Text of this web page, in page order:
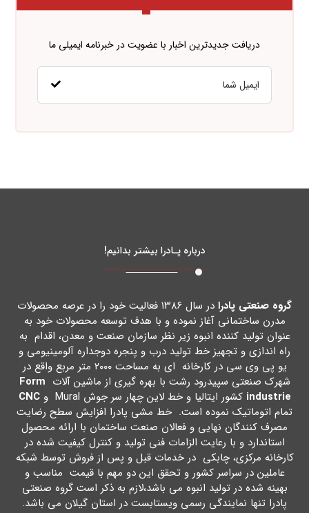
دریافت جدیدترین اخبار با عضویت در خبرنامه ایمیلی ما
درباره پـادرا بیشتر بدانیم!
گروه صنعتی پادرا
در سال ۱۳۸۶ فعالیت خود را در عرصه محصولات
مدرن ساختمانی آغاز نموده و با هدف توسعه محصولات خود به
عنوان تولید کننده انبوه زیر نظر سازمان صنعت و معدن، اقدام به
راه اندازي و تجهیز خط تولید درب و پنجره دوجداره آلومینیومی و
یو پی وي سی در کارخانه اي به مساحت ۲۰۰۰ متر مربع واقع در
شهرك صنعتی سپیدرود رشت با بهره گیري از ماشین آلات Form
industrie کشور ایتالیا و خط لاین چهار سر جوش Mural و
CNC
تمام اتوماتیک نموده است. خط مشی پادرا افزایش سطح رضایت
مصرف کنندگان نهایی و فعالان صنعت ساختمان با ارائه محصول
استاندارد و با رعایت الزامات فنی تولید و کنترل کیفیت شده در
کارخانه مرکزي، چابکی در خدمات قبل و پس از فروش توسط شبکه
عاملین در سراسر کشور و تحقق این دو مهم با قیمت مناسب و
بهینه شده در تولید انبوه می باشد،لازم به ذکر است گروه صنعتی
پادرا تنها نمایندگی رسمی ویستابست در استان گیلان می باشد.